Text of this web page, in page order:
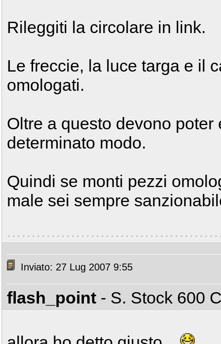
Rileggiti la circolare in link.
Le freccie, la luce targa e il
omologati.
Oltre a questo devono
determinato modo.
Quindi se monti pezzi
male sei sempre
Inviato: 27 Lug 2007 9:55
flash_point - S. Stock 600